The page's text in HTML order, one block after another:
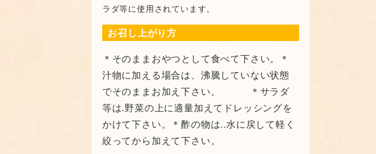
ラダ等に使用されています。
お召し上がり方
＊そのままおやつとして食べて下さい。＊
汁物に加える場合は、沸騰していない状態
でそのままお加え下さい。 ＊サラダ
等は.野菜の上に適量加えてドレッシングを
かけて下さい。＊酢の物は..水に戻して軽く
絞ってから加えて下さい。